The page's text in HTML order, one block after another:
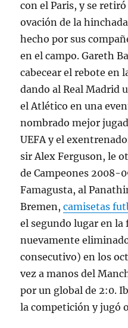
con el Paris, y se
ovación de la
hecho por sus
en el campo. Gareth
cabecear el rebote en
dando al Real Madrid
el Atlético en una
nombrado mejor
UEFA y el
sir Alex Ferguson, le
de Campeones
Famagusta, al
Bremen,camisetas
el segundo lugar en la
nuevamente
consecutivo) en los
vez a manos del
por un global de 2:0.
la competición y jugó